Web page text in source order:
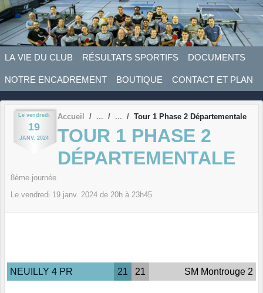
LA VIE DU CLUB RÉSULTATS SPORTIFS DOCUMENTS
NOTRE ENCADREMENT BOUTIQUE CONTACT ET PLAN
Le vendredi
19
JANV. 2024
Accueil Tour 1 Phase 2 Départementale
TOUR 1 PHASE 2
DÉPARTEMENTALE
8ème journée
Le vendredi 19 janv. 2024 de 20h à 23h45
NEUILLY 4 PR 21 21 SM Montrouge 2
Panneau de gestion des cookies